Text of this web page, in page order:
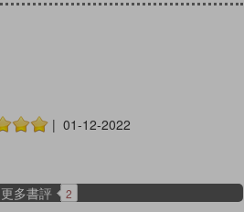
| 01-12-2022
更多書評 2